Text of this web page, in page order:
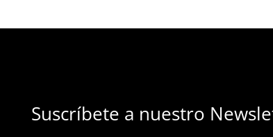
Suscríbete a nuestro